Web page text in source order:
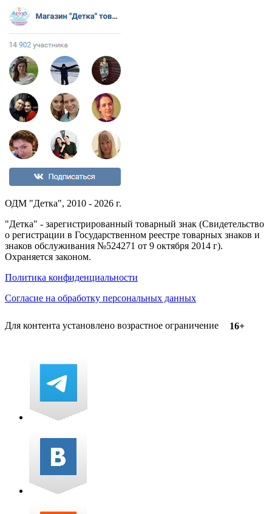
ОДМ "Детка", 2010 - 2026 г.
"Детка" - зарегистрированный товарный знак (Свидетельство
о регистрации в Государственном реестре товарных знаков и
знаков обслуживания №524271 от 9 октября 2014 г).
Охраняется законом.
Политика конфиденциальности
Согласие на обработку персональных данных
Для контента установлено возрастное ограничение 16+